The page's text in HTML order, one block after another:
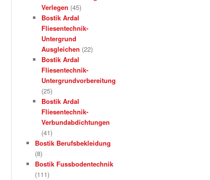
Verlegen (45)
Bostik Ardal
Fliesentechnik-
Untergrund
Ausgleichen (22)
Bostik Ardal
Fliesentechnik-
Untergrundvorbereitung
(25)
Bostik Ardal
Fliesentechnik-
Verbundabdichtungen
(41)
Bostik Berufsbekleidung
(8)
Bostik Fussbodentechnik
(111)